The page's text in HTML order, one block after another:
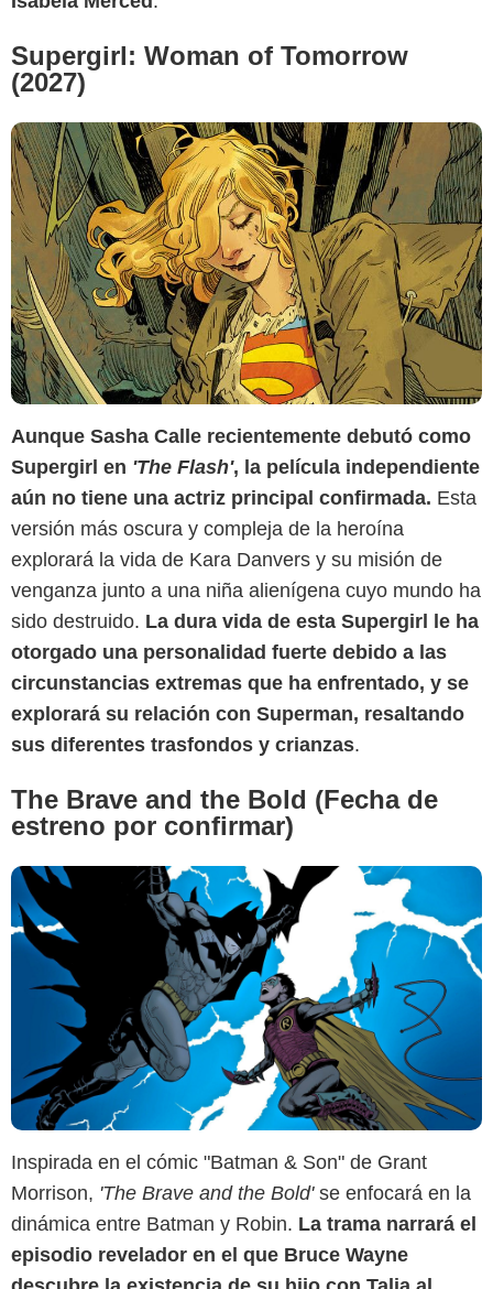
Supergirl: Woman of Tomorrow
(2027)
Aunque Sasha Calle recientemente debutó como
Supergirl en 'The Flash', la película independiente
aún no tiene una actriz principal confirmada. Esta
versión más oscura y compleja de la heroína
explorará la vida de Kara Danvers y su misión de
venganza junto a una niña alienígena cuyo mundo ha
sido destruido. La dura vida de esta Supergirl le ha
otorgado una personalidad fuerte debido a las
circunstancias extremas que ha enfrentado, y se
explorará su relación con Superman, resaltando
sus diferentes trasfondos y crianzas.
The Brave and the Bold (Fecha de
estreno por confirmar)
Inspirada en el cómic "Batman & Son" de Grant
Morrison, 'The Brave and the Bold'se enfocará en la
dinámica entre Batman y Robin. La trama narrará el
episodio revelador en el que Bruce Wayne
DC Comics